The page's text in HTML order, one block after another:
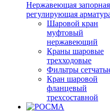
Нержавеющая
регулирующая
Шаровой кран
муфтовый
нержавеющий
Краны шаровые
трехходовые
Фильтры
Кран шаровой
фланцевый
трехсоставной